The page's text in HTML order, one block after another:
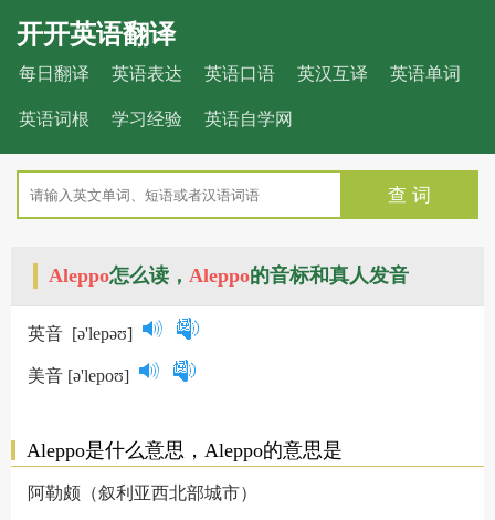
开开英语翻译
每日翻译 英语表达 英语口语 英汉互译 英语单词
英语词根 学习经验 英语自学网
查 词
Aleppo怎么读， Aleppo的音标和真人发音
英音 [ə'lepəʊ]
美音 [ə'lepoʊ]
Aleppo是什么意思，Aleppo的意思是
阿勒颇（叙利亚西北部城市）